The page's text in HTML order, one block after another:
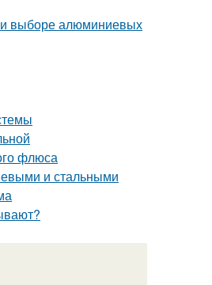
выборе алюминиевых
флюса
и стальными